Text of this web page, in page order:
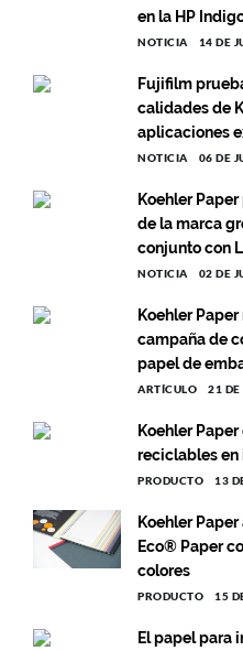
en la HP
NOTICIA 14 DE
Fujifilm
calidades de
aplicaciones
NOTICIA 06 DE
Koehler
de la marca
conjunto con
NOTICIA 02 DE
Koehler
campaña de
papel de
ARTÍCULO 21 DE
Koehler
reciclables
PRODUCTO 13
Koehler
Eco® Paper
colores
PRODUCTO 15
El papel para